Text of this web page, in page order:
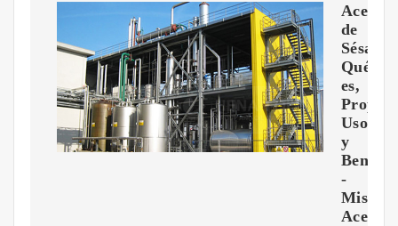
Aceite
de
Qué
es,
Usos
y
-
Mis